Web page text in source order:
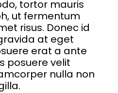
tortor mauris
ut fermentum
risus. Donec id
at eget
erat a ante
posuere velit
nulla non